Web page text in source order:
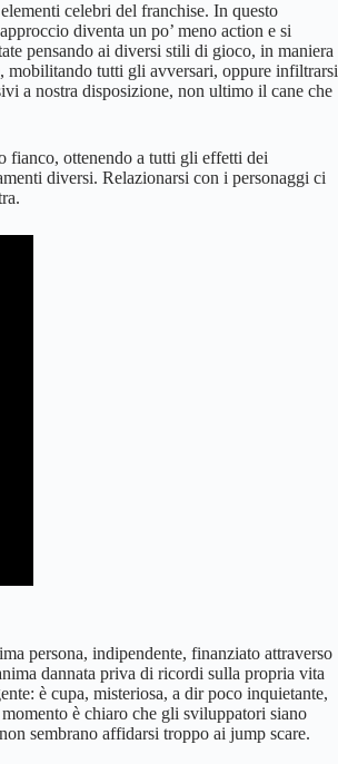
celebri del franchise. In questo
diventa un po’ meno action e si
pensando ai diversi stili di gioco, in maniera
mobilitando tutti gli avversari, oppure infiltrarsi
a nostra disposizione, non ultimo il cane che
fianco, ottenendo a tutti gli effetti dei
diversi. Relazionarsi con i personaggi ci
persona, indipendente, finanziato attraverso
dannata priva di ricordi sulla propria vita
è cupa, misteriosa, a dir poco inquietante,
è chiaro che gli sviluppatori siano
sembrano affidarsi troppo ai jump scare.